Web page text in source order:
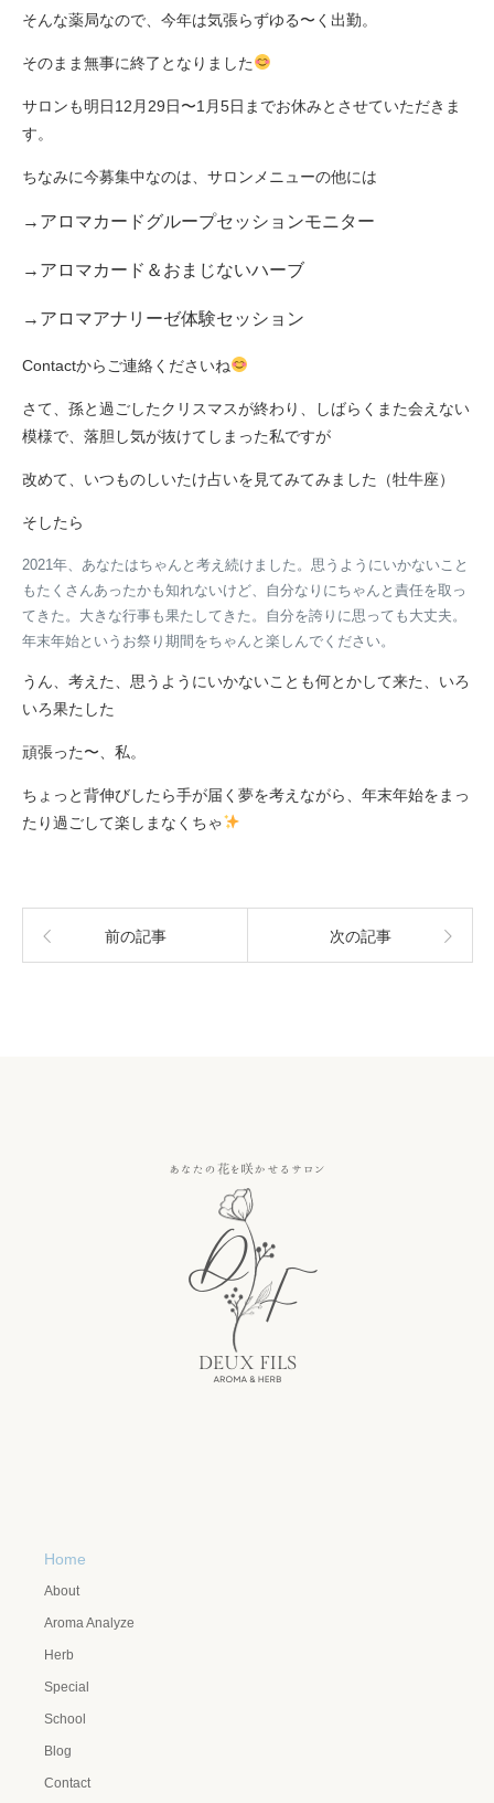
そんな薬局なので、今年は気張らずゆる〜く出勤。
そのまま無事に終了となりました
サロンも明日12月29日〜1月5日までお休みとさせていただきま
す。
ちなみに今募集中なのは、サロンメニューの他には
→アロマカードグループセッションモニター
→アロマカード＆おまじないハーブ
→アロマアナリーゼ体験セッション
Contactからご連絡くださいね
さて、孫と過ごしたクリスマスが終わり、しばらくまた会えない
模様で、落胆し気が抜けてしまった私ですが
改めて、いつものしいたけ占いを見てみてみました（牡牛座）
そしたら
2021年、あなたはちゃんと考え続けました。思うようにいかないこと
もたくさんあったかも知れないけど、自分なりにちゃんと責任を取っ
てきた。大きな行事も果たしてきた。自分を誇りに思っても大丈夫。
年末年始というお祭り期間をちゃんと楽しんでください。
うん、考えた、思うようにいかないことも何とかして来た、いろ
いろ果たした
頑張った〜、私。
ちょっと背伸びしたら手が届く夢を考えながら、年末年始をまっ
たり過ごして楽しまなくちゃ
前の記事 次の記事
Home
About
Aroma Analyze
Herb
Special
School
Blog
Contact